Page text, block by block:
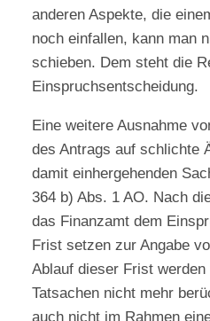
anderen Aspekte, die
noch einfallen, kann man
schieben. Dem steht die
Einspruchsentscheidung.
Eine weitere Ausnahme
des Antrags auf schlichte
damit einhergehenden
364 b) Abs. 1 AO. Nach
das Finanzamt dem
Frist setzen zur Angabe
Ablauf dieser Frist
Tatsachen nicht mehr
auch nicht im Rahmen